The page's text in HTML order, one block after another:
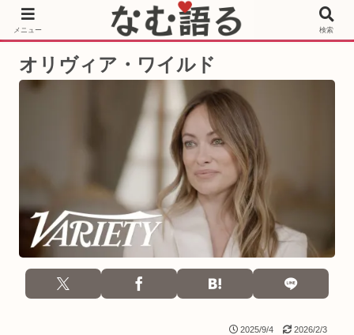
［PR］Prime Video もっと観るならサブスクリプション
オリヴィア・ワイルド
2025/9/4 2026/2/3
メニュー 検索